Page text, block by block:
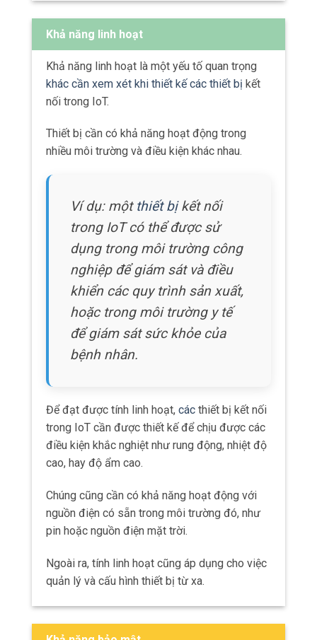
suất, khả năng mở rộng và độ tin cậy của hệ
thống.
Quy mô nhỏ
Trong quy mô nhỏ, các
mạng LAN (Local Area Network) hoặc PAN
(Personal Area Network).
Tuy nhiên, quy mô nhỏ có giới hạn về
khoảng cách và không thể mở rộng một
cách linh hoạt.
Quy mô lớn
Trong quy mô lớn, các thiết bị IoT được kết
nối thông qua mạng WAN (Wide Area
Network) hoặc Internet.
thế giới.
Tuy nhiên, quy mô lớn đòi hỏi sự quản lý và
kiểm soát hiệu suất mạng tốt để đảm bảo
tính tin cậy và bảo mật của hệ thống.
Băng thông và tốc độ truyền dữ liệu
Băng thông và tốc độ truyền dữ liệu là hai yếu
tố quan trọng khi xây dựng mạng kết nối trong
Với việc có ngày càng nhiều thiết bị được kết